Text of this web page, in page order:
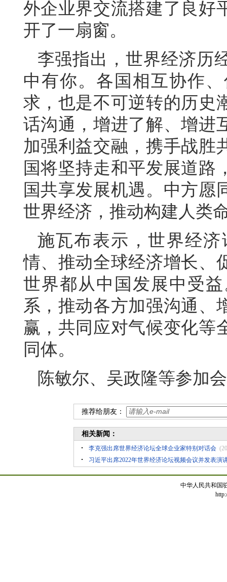
外企业界交流搭建了良好
开了一扇窗。
李强指出，世界经济历
中有你。各国相互协作
求，也是不可逆转的历史
话沟通，增进了解、增进
加强利益交融，携手战胜
国将坚持走和平发展道路
国共享发展机遇。中方愿
世界经济，推动构建人类
施瓦布表示，世界经
情、推动全球经济增长、
世界都从中国发展中受
系，推动各方加强沟通、
赢，共同应对气候变化等
同体。
陈敏尔、吴政隆等参加
推荐给朋友：
相关新闻：
李克强出席世界经济论坛全球企业家特别对话会
习近平出席2022年世界经济论坛视频会议并发表演
中华人民共和国